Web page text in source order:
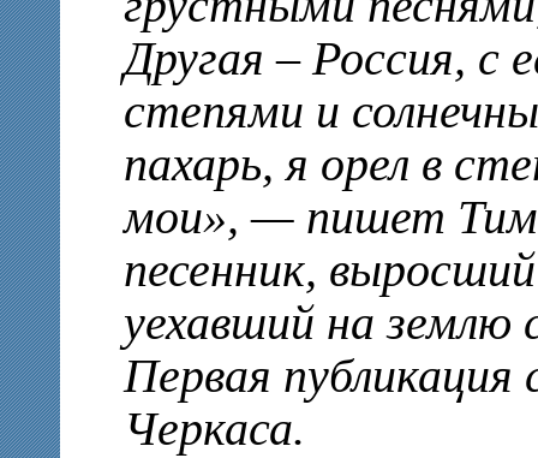
Другая – Россия, с
степями и
пахарь, я орел в
мои», — пишет
песенник,
уехавший на землю
Первая
Черкаса.